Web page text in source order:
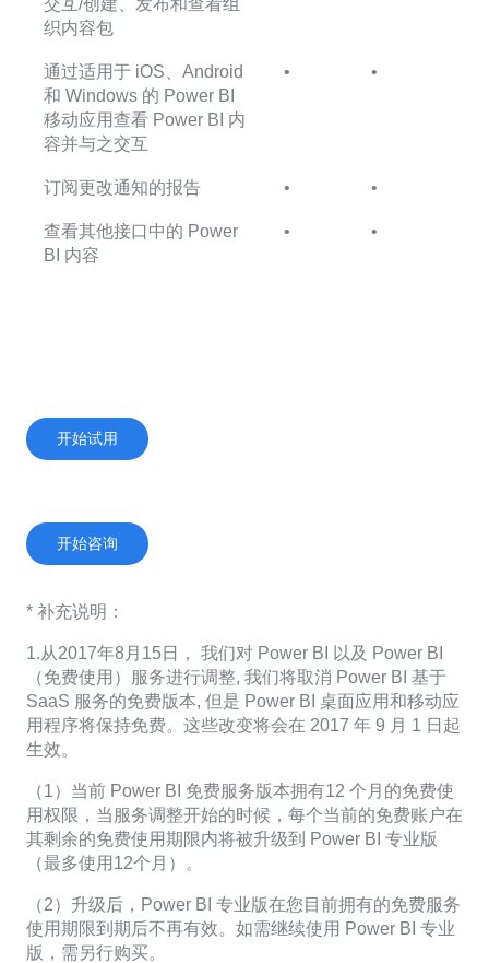
交互/创建、发布和查看组
织内容包
通过适用于 iOS、Android
和 Windows 的 Power BI
移动应用查看 Power BI 内
容并与之交互
• •
订阅更改通知的报告 • •
查看其他接口中的 Power
BI 内容
• •
开始试用
开始咨询
* 补充说明：
1.从2017年8月15日， 我们对 Power BI 以及 Power BI
（免费使用）服务进行调整, 我们将取消 Power BI 基于
SaaS 服务的免费版本, 但是 Power BI 桌面应用和移动应
用程序将保持免费。这些改变将会在 2017 年 9 月 1 日起
生效。
（1）当前 Power BI 免费服务版本拥有12 个月的免费使
用权限，当服务调整开始的时候，每个当前的免费账户在
其剩余的免费使用期限内将被升级到 Power BI 专业版
（最多使用12个月）。
（2）升级后，Power BI 专业版在您目前拥有的免费服务
使用期限到期后不再有效。如需继续使用 Power BI 专业
版，需另行购买。